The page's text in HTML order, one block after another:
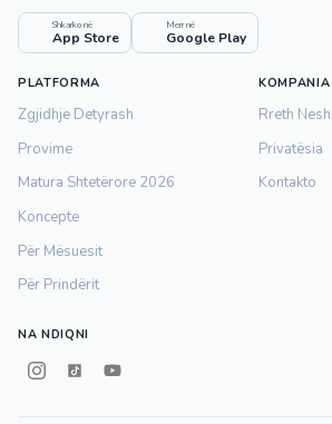
Shkarko në
App Store
Merr në
Google Play
PLATFORMA
Zgjidhje Detyrash
Provime
Matura Shtetërore 2026
Koncepte
Për Mësuesit
Për Prindërit
KOMPANIA
Rreth Nesh
Privatësia
Kontakto
NA NDIQNI